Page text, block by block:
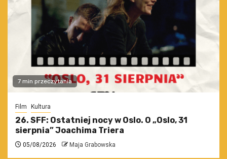
7 min przeczytania
Film Kultura
26. SFF: Ostatniej nocy w Oslo. O „Oslo, 31
sierpnia” Joachima Triera
05/08/2026 Maja Grabowska